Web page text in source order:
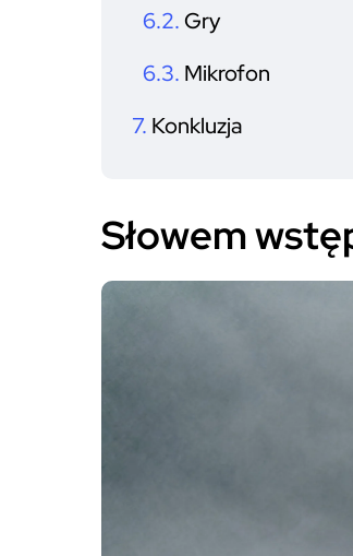
Gry
Mikrofon
Konkluzja
Słowem